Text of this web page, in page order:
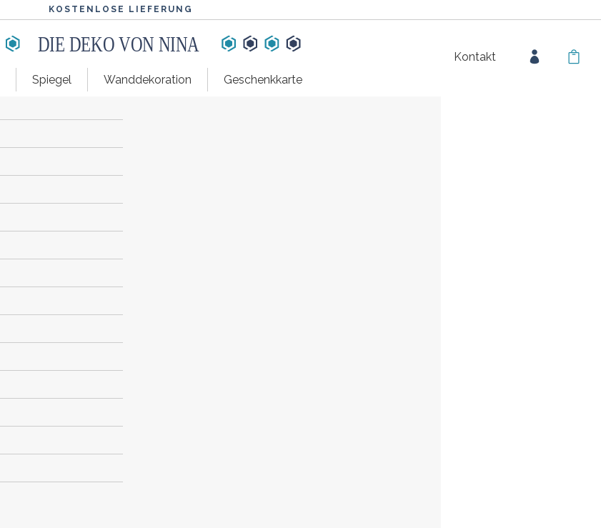
KOSTENLOSE LIEFERUNG
GROSSER FARBAUSWAHL
DIE DEKO VON NINA
Kontakt
Spiegel Wanddekoration Geschenkkarte